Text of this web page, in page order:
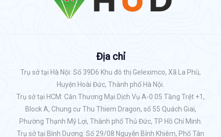
Địa chỉ
Trụ sở tại Hà Nội: Số 39D6 Khu đô thị Geleximco, Xã La Phù,
Huyện Hoài Đức, Thành phố Hà Nội.
Trụ sở tại HCM: Căn Thương Mại Dịch Vụ A-0.05 Tầng Trệt +1,
Block A, Chung cư Thu Thiem Dragon, số 55 Quách Giai,
Phường Thạnh Mỹ Lợi, Thành phố Thủ Đức, TP Hồ Chí Minh.
Trụ sở tại Bình Dương: Số 29/08 Nguyễn Bỉnh Khiêm, Phố Tân